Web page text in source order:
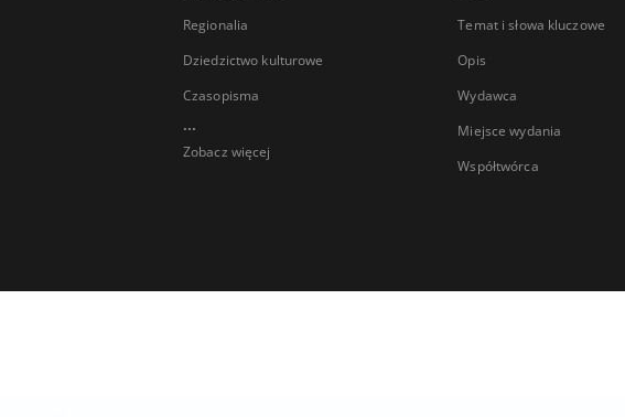
Regionalia
Dziedzictwo kulturowe
Czasopisma
...
Zobacz więcej
Temat i słowa kluczowe
Opis
Wydawca
Miejsce wydania
Współtwórca